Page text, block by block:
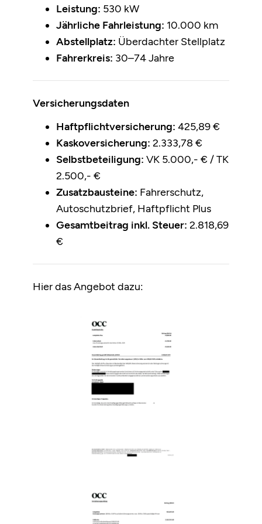
Leistung: 530 kW
Jährliche Fahrleistung: 10.000 km
Abstellplatz: Überdachter Stellplatz
Fahrerkreis: 30–74 Jahre
Versicherungsdaten
Haftpflichtversicherung: 425,89 €
Kaskoversicherung: 2.333,78 €
Selbstbeteiligung: VK 5.000,- € / TK
2.500,- €
Zusatzbausteine: Fahrerschutz,
Autoschutzbrief, Haftpflicht Plus
Gesamtbeitrag inkl. Steuer: 2.818,69
€
Hier das Angebot dazu: